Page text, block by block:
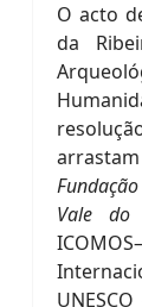
O acto
da
Vale do